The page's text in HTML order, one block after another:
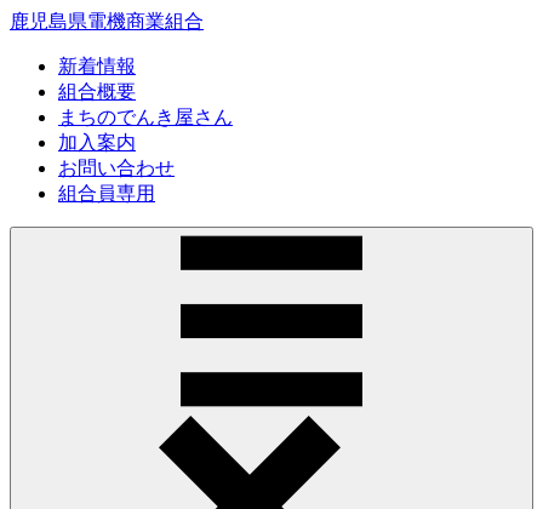
鹿児島県電機商業組合
新着情報
組合概要
まちのでんき屋さん
加入案内
お問い合わせ
組合員専用